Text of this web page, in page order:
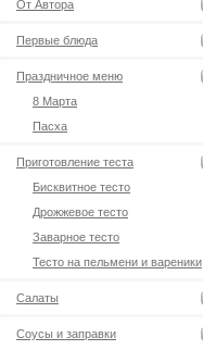
От Автора
Первые блюда
Праздничное меню
8 Марта
Пасха
Приготовление теста
Бисквитное тесто
Дрожжевое тесто
Заварное тесто
Тесто на пельмени и вареники
Салаты
Соусы и заправки